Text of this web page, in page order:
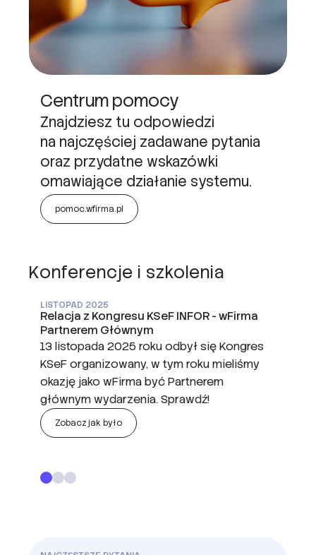
Centrum pomocy
Znajdziesz tu odpowiedzi
na najczęściej zadawane pytania
oraz przydatne wskazówki
omawiające działanie systemu.
pomoc.wfirma.pl
Konferencje i szkolenia
LISTOPAD 2025
Relacja z Kongresu KSeF INFOR - wFirma
Partnerem Głównym
13 listopada 2025 roku odbył się Kongres
KSeF organizowany, w tym roku mieliśmy
okazję jako wFirma być Partnerem
głównym wydarzenia. Sprawdź!
Zobacz jak było
PAŹDZIERNIK 2025
Cyfrowy Księgowy 2.0. - wFirma jako
Partner Strategiczny
Chcesz wiedzieć, o czym mówiliśmy
na Konferencji Cyfrowy Księgowy 2.0?
Przeczytaj artykuł i obejrzyj transmisję
z wydarzenia!
Zobacz jak było
PAŹDZIERNIK 2025
KSeF i przyszłość biur rachunkowych –
podsumowanie MKBR 2025
wFirma dla biur rachunkowych już kolejny
raz na MKBR. Przeczytaj artykuł, aby
dowiedzieć się więcej informacji na temat
naszych wystąpień!
Zobacz jak było